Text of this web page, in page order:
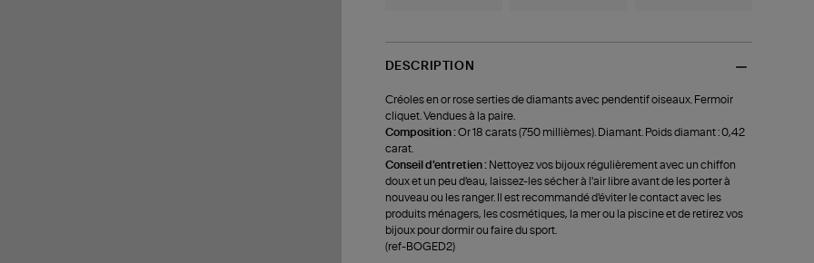
DESCRIPTION
Créoles en or rose serties de diamants avec pendentif oiseaux. Fermoir
cliquet. Vendues à la paire.
Composition :Or 18 carats (750 millièmes). Diamant. Poids diamant : 0,42
carat.
Conseil d'entretien : Nettoyez vos bijoux régulièrement avec un chiffon
doux et un peu d'eau, laissez-les sécher à l'air libre avant de les porter à
nouveau ou les ranger. Il est recommandé d'éviter le contact avec les
produits ménagers, les cosmétiques, la mer ou la piscine et de retirez vos
bijoux pour dormir ou faire du sport.
(ref-BOGED2)